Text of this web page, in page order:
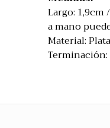
Largo: 1,9cm
a mano
Material: